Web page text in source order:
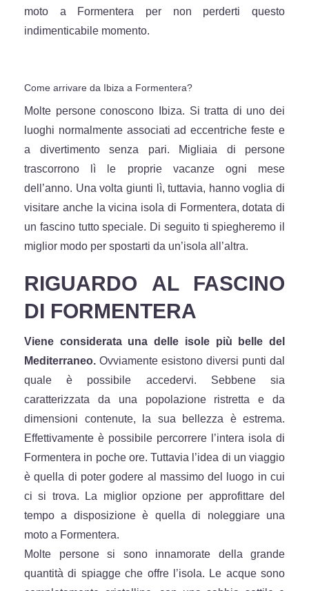
moto a Formentera per non perderti questo
indimenticabile momento.
Come arrivare da Ibiza a Formentera?
Molte persone conoscono Ibiza. Si tratta di uno dei
luoghi normalmente associati ad eccentriche feste e
a divertimento senza pari. Migliaia di persone
trascorrono lì le proprie vacanze ogni mese
dell’anno. Una volta giunti lì, tuttavia, hanno voglia di
visitare anche la vicina isola di Formentera, dotata di
un fascino tutto speciale. Di seguito ti spiegheremo il
miglior modo per spostarti da un’isola all’altra.
RIGUARDO AL FASCINO
DI FORMENTERA
Viene considerata una delle isole più belle del
Mediterraneo. Ovviamente esistono diversi punti dal
quale è possibile accedervi. Sebbene sia
caratterizzata da una popolazione ristretta e da
dimensioni contenute, la sua bellezza è estrema.
Effettivamente è possibile percorrere l’intera isola di
Formentera in poche ore. Tuttavia l’idea di un viaggio
è quella di poter godere al massimo del luogo in cui
ci si trova. La miglior opzione per approfittare del
tempo a disposizione è quella di noleggiare una
moto a Formentera.
Molte persone si sono innamorate della grande
quantità di spiagge che offre l’isola. Le acque sono